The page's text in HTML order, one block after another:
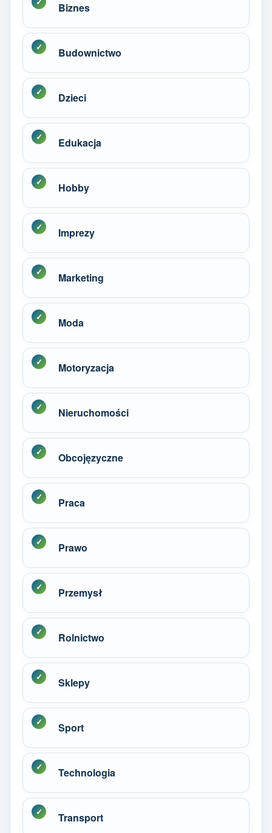
Biznes
Budownictwo
Dzieci
Edukacja
Hobby
Imprezy
Marketing
Moda
Motoryzacja
Nieruchomości
Obcojęzyczne
Praca
Prawo
Przemysł
Rolnictwo
Sklepy
Sport
Technologia
Transport